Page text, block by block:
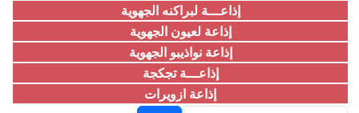
إذاعـــة لبراكنه الجهوية
إذاعة لعيون الجهوية
إذاعة نواذيبو الجهوية
إذاعـــة تجكجة
إذاعة ازويرات